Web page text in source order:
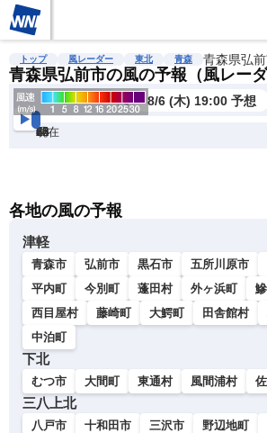
雨雲レーダー 台風情報 地震情報 警報・
トップ 風レーダー 東北 青森 青森県弘
青森県弘前市の風の予報（風レーダ
8/6 (木) 19:00 予想
現在
6h
12
24
36
48
60
72
各地の風の予報
津軽
青森市 弘前市 黒石市 五所川原市
平内町
今別町 蓬田村 外ヶ浜町
西目屋村
藤崎町 大鰐町 田舎館村
中泊町
下北
むつ市 大間町 東通村 風間浦村
三八上北
八戸市 十和田市 三沢市 野辺地町